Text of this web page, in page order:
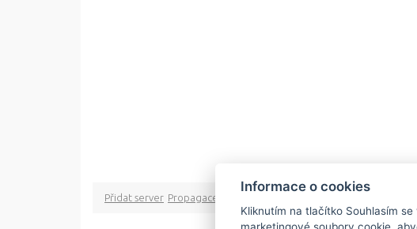
Přidat server Propagace
Informace o cookies
Kliknutím na tlačítko Souhlasím